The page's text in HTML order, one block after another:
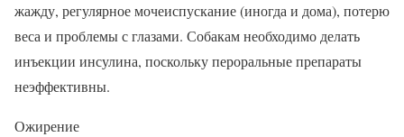
жажду, регулярное мочеиспускание (иногда и дома), потерю
веса и проблемы с глазами. Собакам необходимо делать
инъекции инсулина, поскольку пероральные препараты
неэффективны.
Ожирение